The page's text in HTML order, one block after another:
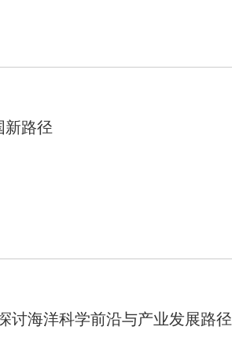
新路径
讨海洋科学前沿与产业发展路径